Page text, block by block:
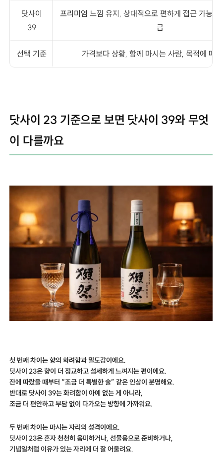
닷사이
39
프리미엄 느낌 유지, 상대적으로 편하게 접근 가능,
급
선택 기준 가격보다 상황, 함께 마시는 사람, 목적에 따
닷사이 23 기준으로 보면 닷사이 39와 무엇
이 다를까요
첫 번째 차이는 향의 화려함과 밀도감이에요.
닷사이 23은 향이 더 정교하고 섬세하게 느껴지는 편이에요.
잔에 따랐을 때부터 “조금 더 특별한 술” 같은 인상이 분명해요.
반대로 닷사이 39는 화려함이 아예 없는 게 아니라,
조금 더 편안하고 부담 없이 다가오는 방향에 가까워요.
두 번째 차이는 마시는 자리의 성격이에요.
닷사이 23은 혼자 천천히 음미하거나, 선물용으로 준비하거나,
기념일처럼 이유가 있는 자리에 더 잘 어울려요.